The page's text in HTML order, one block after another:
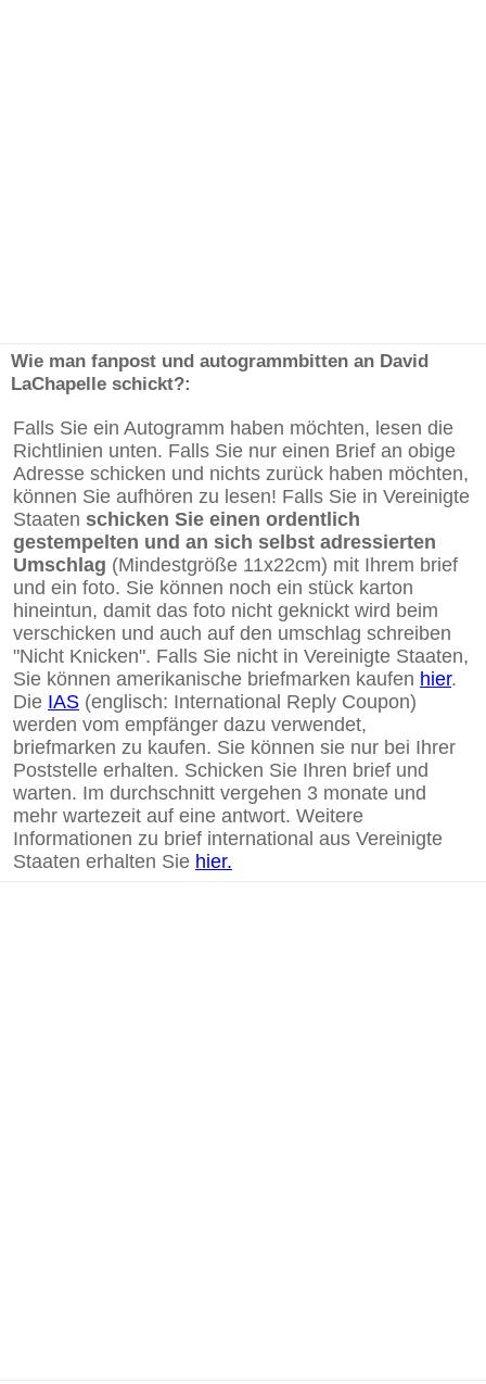
Wie man fanpost und autogrammbitten an David
LaChapelle schickt?:
Falls Sie ein Autogramm haben möchten, lesen die
Richtlinien unten. Falls Sie nur einen Brief an obige
Adresse schicken und nichts zurück haben möchten,
können Sie aufhören zu lesen! Falls Sie in Vereinigte
Staaten schicken Sie einen ordentlich
gestempelten und an sich selbst adressierten
Umschlag (Mindestgröße 11x22cm) mit Ihrem brief
und ein foto. Sie können noch ein stück karton
hineintun, damit das foto nicht geknickt wird beim
verschicken und auch auf den umschlag schreiben
"Nicht Knicken". Falls Sie nicht in Vereinigte Staaten,
Sie können amerikanische briefmarken kaufen hier.
Die IAS (englisch: International Reply Coupon)
werden vom empfänger dazu verwendet,
briefmarken zu kaufen. Sie können sie nur bei Ihrer
Poststelle erhalten. Schicken Sie Ihren brief und
warten. Im durchschnitt vergehen 3 monate und
mehr wartezeit auf eine antwort. Weitere
Informationen zu brief international aus Vereinigte
Staaten erhalten Sie hier.